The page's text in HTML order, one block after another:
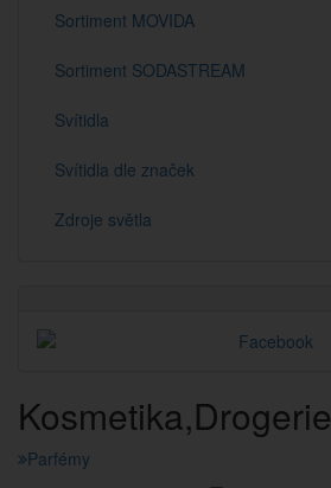
Sortiment MOVIDA
Sortiment SODASTREAM
Svítidla
Svítidla dle značek
Zdroje světla
Kosmetika,Drogerie
Parfémy